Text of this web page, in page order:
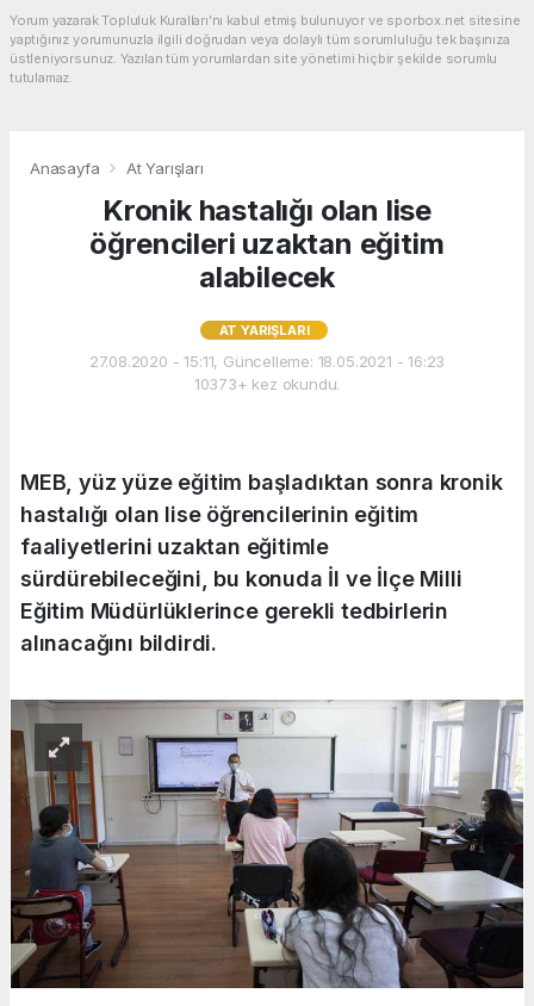
Yorum yazarak Topluluk Kuralları’nı kabul etmiş bulunuyor ve sporbox.net sitesine
yaptığınız yorumunuzla ilgili doğrudan veya dolaylı tüm sorumluluğu tek başınıza
üstleniyorsunuz. Yazılan tüm yorumlardan site yönetimi hiçbir şekilde sorumlu
tutulamaz.
Anasayfa At Yarışları
Kronik hastalığı olan lise
öğrencileri uzaktan eğitim
alabilecek
AT YARIŞLARI
27.08.2020 - 15:11, Güncelleme: 18.05.2021 - 16:23
10373+ kez okundu.
MEB, yüz yüze eğitim başladıktan sonra kronik
hastalığı olan lise öğrencilerinin eğitim
faaliyetlerini uzaktan eğitimle
sürdürebileceğini, bu konuda İl ve İlçe Milli
Eğitim Müdürlüklerince gerekli tedbirlerin
alınacağını bildirdi.